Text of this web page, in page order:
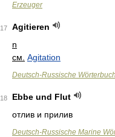
Erzeuger
17
Agitieren
n
см. Agitation
Deutsch-Russische
18
Ebbe und Flut
отлив и прилив
Deutsch-Russische Marine